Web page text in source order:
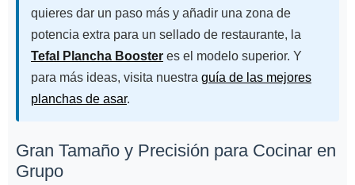
quieres dar un paso más y añadir una zona de
potencia extra para un sellado de restaurante, la
Tefal Plancha Booster es el modelo superior. Y
para más ideas, visita nuestra guía de las mejores
planchas de asar.
Gran Tamaño y Precisión para Cocinar en
Grupo